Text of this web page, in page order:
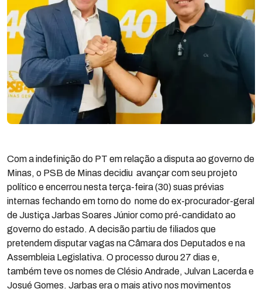
Com a indefinição do PT em relação a disputa ao governo de
Minas, o PSB de Minas decidiu avançar com seu projeto
político e encerrou nesta terça-feira (30) suas prévias
internas fechando em torno do nome do ex-procurador-geral
de Justiça Jarbas Soares Júnior como pré-candidato ao
governo do estado. A decisão partiu de filiados que
pretendem disputar vagas na Câmara dos Deputados e na
Assembleia Legislativa. O processo durou 27 dias e,
também teve os nomes de Clésio Andrade, Julvan Lacerda e
Josué Gomes. Jarbas era o mais ativo nos movimentos